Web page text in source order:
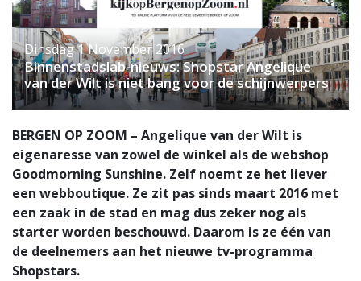
Dinsdag 1 November 2016
Binnenstadslab-nieuws: Shopstar Angelique
van der Wilt is niet bang voor de schijnwerpers
BERGEN OP ZOOM – Angelique van der Wilt is
eigenaresse van zowel de winkel als de webshop
Goodmorning Sunshine. Zelf noemt ze het liever
een webboutique. Ze zit pas sinds maart 2016 met
een zaak in de stad en mag dus zeker nog als
starter worden beschouwd. Daarom is ze één van
de deelnemers aan het nieuwe tv-programma
Shopstars.